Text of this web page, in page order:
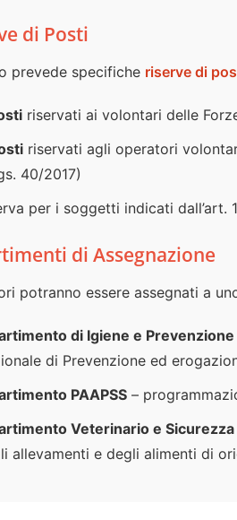
di Posti
prevede specifiche riserve di
riservati ai volontari delle
riservati agli operatori
40/2017)
per i soggetti indicati dall’art.
di Assegnazione
potranno essere assegnati a
di Igiene e Prevenzione
di Prevenzione ed
PAAPSS –
Veterinario e
allevamenti e degli alimenti di